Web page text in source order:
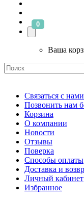
0
Ваша
Связаться с
Позвонить нам
Корзина
О компании
Новости
Отзывы
Поверка
Способы оплаты
Доставка и
Личный кабинет
Избранное